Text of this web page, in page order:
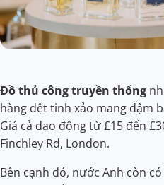
Đồ thủ công truyền thống
hàng dệt tinh xảo mang đậm
Giá cả dao động từ £15 đến
Finchley Rd, London.
Bên cạnh đó, nước Anh còn